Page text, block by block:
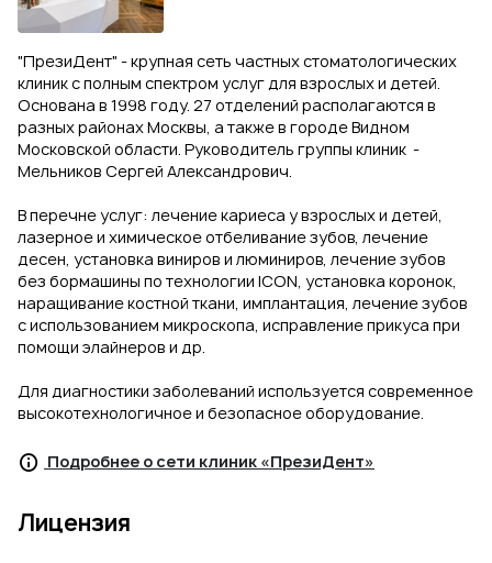
"ПрезиДент" - крупная сеть частных стоматологических
клиник с полным спектром услуг для взрослых и детей.
Основана в 1998 году. 27 отделений располагаются в
разных районах Москвы, а также в городе Видном
Московской области. Руководитель группы клиник -
Мельников Сергей Александрович.
В перечне услуг: лечение кариеса у взрослых и детей,
лазерное и химическое отбеливание зубов, лечение
десен, установка виниров и люминиров, лечение зубов
без бормашины по технологии ICON, установка коронок,
наращивание костной ткани, имплантация, лечение зубов
с использованием микроскопа, исправление прикуса при
помощи элайнеров и др.
Для диагностики заболеваний используется современное
высокотехнологичное и безопасное оборудование.
Подробнее о сети клиник «ПрезиДент»
Лицензия